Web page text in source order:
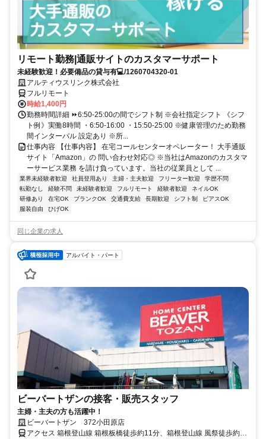
リモート勤務|通販サイトのカスタマーサポート
未経験歓迎！必要備品の貸与有💻/1260704320-01
アルティウスリンク株式会社
フルリモート
時給1,400円
勤務時間詳細 ⏩6:50-25:00の間でシフト制 ※会社指定シフト 《シフ
ト例》実働8時間 ・6:50-16:00 ・15:50-25:00 ※健康管理のため勤務
間インターバル 設定あり ※所...
仕事内容 【仕事内容】 在宅コールセンターオペレーター！ 大手通販
サイト「Amazon」の 問い合わせ対応◎ ※当社はAmazonのカスタマ
ーサービス業務 を請け負っています。当社の従業員として ...
業界未経験者歓迎 社員登用あり 主婦・主夫歓迎 フリーター歓迎
学歴不問
転勤なし
経験不問 未経験者歓迎 フルリモート 経験者歓迎
ネイルOK
研修あり
在宅OK ブランクOK 交通費支給 長期歓迎 シフト制
ピアスOK
服装自由
ひげOK
同じ企業の求人
アルバイト・パート
ビーバートザンの接客・販売スタッフ
主婦・主夫の方も活躍中！
ビーバートザン 372小田原店
アクセス 箱根登山線 箱根板橋徒歩約11分、箱根登山線 風祭徒歩約19